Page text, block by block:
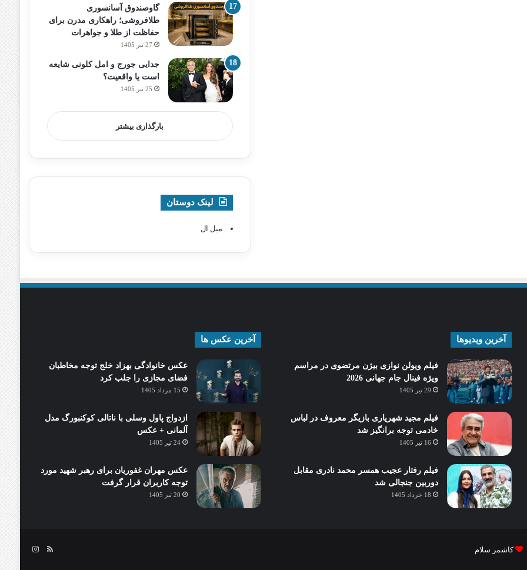
گاوصندوق آسانسوری
طلافروشی؛ راهکاری مدرن برای
حفاظت از طلا و جواهرات
27 تیر 1405
جدایی جورج و امل کلونی شایعه
است یا واقعیت؟
25 تیر 1405
بارگذاری بیشتر
لینک دوستان
مبل ال
آخرین ویدیوها
فیلم ویولن نوازی بیژن مرتضوی در مراسم
ویژه فینال جام جهانی 2026
29 تیر 1405
فیلم مجید شهریاری بازیگر معروف در لباس
خادمی توجه برانگیز شد
16 تیر 1405
فیلم رفتار عجیب همسر محمد نادری مقابل
دوربین جنجالی شد
18 خرداد 1405
آخرین عکس ها
عکس خانوادگی بهزاد خلج توجه مخاطبان
فضای مجازی را جلب کرد
15 مرداد 1405
ازدواج پاول وسلی با ناتالی کوکنبورگ مدل
آلمانی + عکس
24 تیر 1405
عکس مهران غفوریان برای رهبر شهید مورد
توجه کاربران قرار گرفت
20 تیر 1405
کاشمر سلام خوراکاینستاگرام